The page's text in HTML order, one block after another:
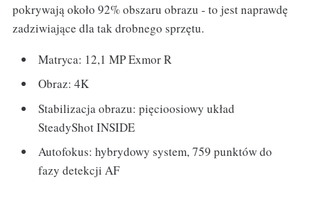
pokrywają około 92% obszaru obrazu - to jest naprawdę
zadziwiające dla tak drobnego sprzętu.
Matryca: 12,1 MP Exmor R
Obraz: 4K
Stabilizacja obrazu: pięcioosiowy układ
SteadyShot INSIDE
Autofokus: hybrydowy system, 759 punktów do
fazy detekcji AF